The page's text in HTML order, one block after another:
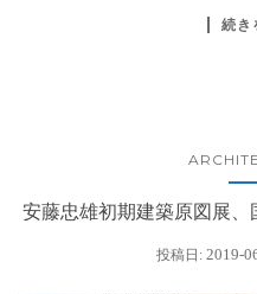
続き
安藤忠雄初期建築原図展
投稿日: 2019-